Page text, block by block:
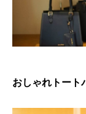
おしゃれトート